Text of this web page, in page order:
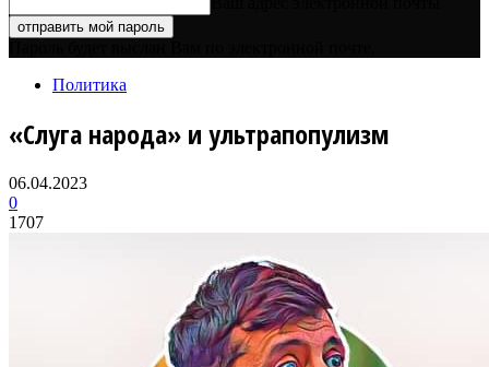
Политика
«Слуга народа» и ультрапопулизм
06.04.2023
0
1707